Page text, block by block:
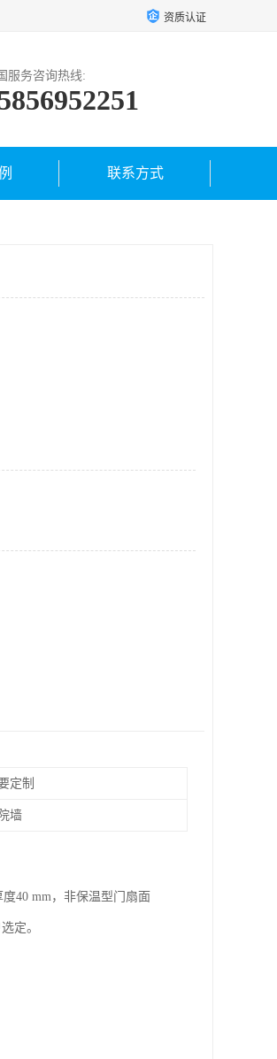
资质认证
服务咨询热线:
联系方式
定制
墙
40 mm，非保温型门扇面
定。